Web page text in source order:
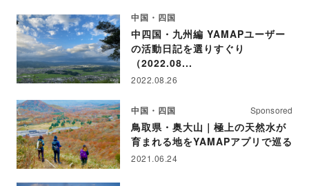
中国・四国
中四国・九州編 YAMAPユーザー
の活動日記を選りすぐり
（2022.08...
2022.08.26
中国・四国 Sponsored
鳥取県・奥大山｜極上の天然水が
育まれる地をYAMAPアプリで巡る
2021.06.24